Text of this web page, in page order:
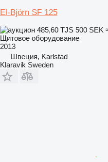
El-Björn SF 125
485,60 TJS 500 SEK
Щитовое оборудование
2013
Швеция, Karlstad
Klaravik Sweden